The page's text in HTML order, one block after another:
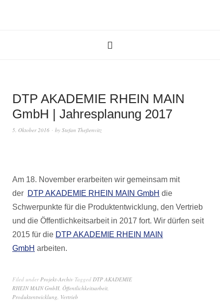
DTP AKADEMIE RHEIN MAIN
GmbH | Jahresplanung 2017
5. Oktober 2016 by Stefan Theßenvitz
Am 18. November erarbeiten wir gemeinsam mit
der DTP AKADEMIE RHEIN MAIN GmbH die
Schwerpunkte für die Produktentwicklung, den Vertrieb
und die Öffentlichkeitsarbeit in 2017 fort. Wir dürfen seit
2015 für die DTP AKADEMIE RHEIN MAIN
GmbH arbeiten.
Filed underProjekt-Archiv Tagged DTP AKADEMIE
RHEIN MAIN GmbH, Öffentlichkeitsarbeit,
Produktentwicklung, Vertrieb